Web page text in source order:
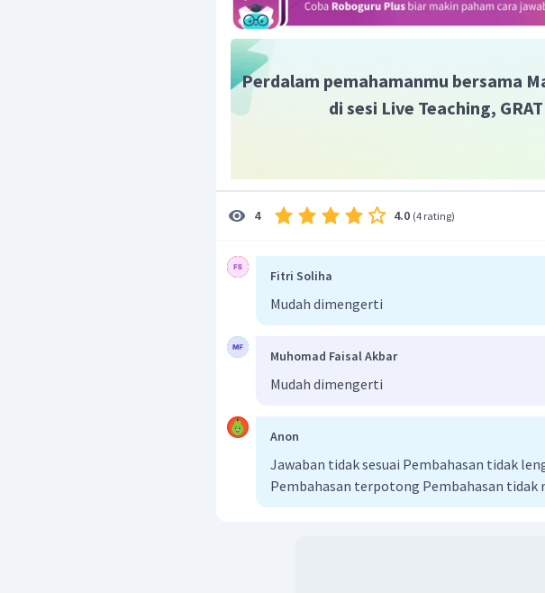
Perdalam pemahamanmu bersama
di sesi Live Teaching,
4 4.0 (4 rating)
Fitri Soliha
Mudah dimengerti
Muhomad Faisal Akbar
Mudah dimengerti
Anon
Jawaban tidak sesuai Pembahasan tidak
Pembahasan terpotong Pembahasan tidak